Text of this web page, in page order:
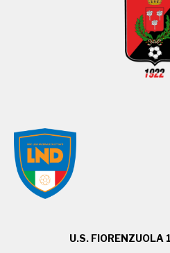
U.S.